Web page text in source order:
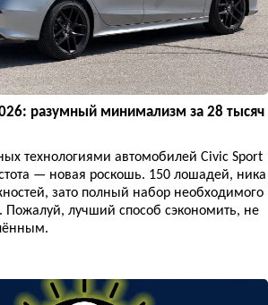
разумный минимализм за 28 тысяч
технологиями автомобилей Civic Sport
— новая роскошь. 150 лошадей, ника
зато полный набор необходимого
лучший способ сэкономить, не